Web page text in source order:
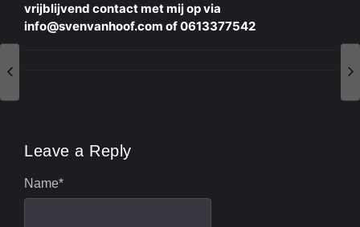
vrijblijvend contact met mij op via
info@svenvanhoof.com of 0613377542
Leave a Reply
Name*